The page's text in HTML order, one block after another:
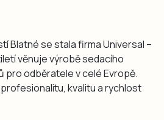
Blatné se stala firma Universal –
věnuje výrobě sedacího
pro odběratele v celé Evropě.
kvalitu a rychlost